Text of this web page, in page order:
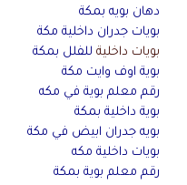
دهان بويه بمكة
بويات جدران داخلية مكة
بويات داخلية للفلل بمكة
بوية اوف وايت مكة
رقم معلم بوية في مكه
بوية داخلية بمكة
بويه جدران ابيض في مكة
بويات داخلية مكه
رقم معلم بوية بمكة